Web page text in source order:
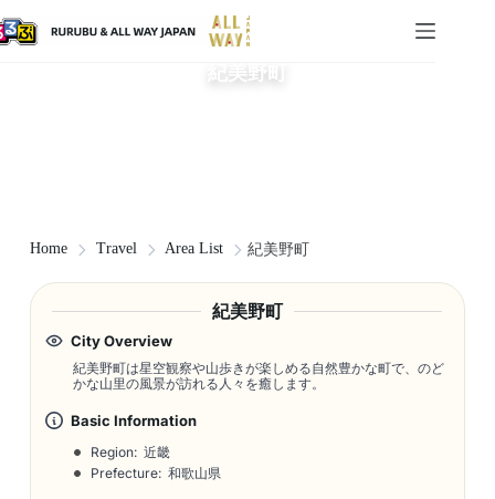
紀美野町
Home Travel Area List 紀美野町
紀美野町
City Overview
紀美野町は星空観察や山歩きが楽しめる自然豊かな町で、のど
かな山里の風景が訪れる人々を癒します。
Basic Information
Region: 近畿
Prefecture: 和歌山県